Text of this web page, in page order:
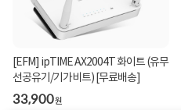
[EFM] ipTIME AX2004T 화이트 (유무
선공유기/기가비트) [무료배송]
33,900원